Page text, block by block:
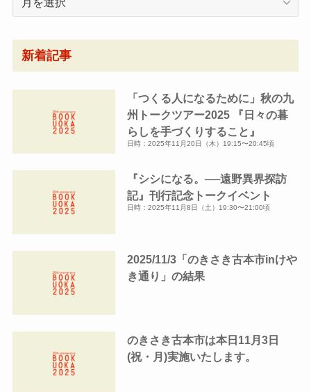
ー
カ
新着記事
「つくる人になるために」秋の九
州トークツアー2025 『日々の暮
らしを手づくりすること』
日時：2025年11月20日（木）19:15〜20:45頃
『シシになる。──遠野異界探訪
記』刊行記念トークイベント
日時：2025年11月8日（土）19:30〜21:00頃
2025/11/3「のきさき古本市inけや
き通り」の結果
のきさき古本市は本日11月3日
(祝・月)実施いたします。